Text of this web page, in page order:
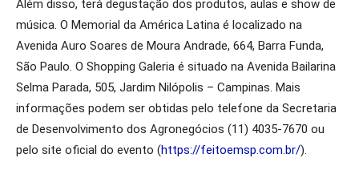
Além disso, terá degustação dos produtos, aulas e show de
música. O Memorial da América Latina é localizado na
Avenida Auro Soares de Moura Andrade, 664, Barra Funda,
São Paulo. O Shopping Galeria é situado na Avenida Bailarina
Selma Parada, 505, Jardim Nilópolis – Campinas. Mais
informações podem ser obtidas pelo telefone da Secretaria
de Desenvolvimento dos Agronegócios (11) 4035-7670 ou
pelo site oficial do evento (https://feitoemsp.com.br/).